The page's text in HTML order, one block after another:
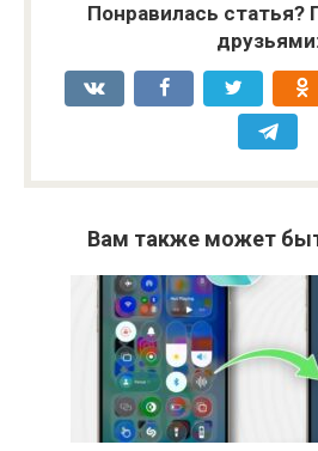
Понравилась статья?
Вам также может